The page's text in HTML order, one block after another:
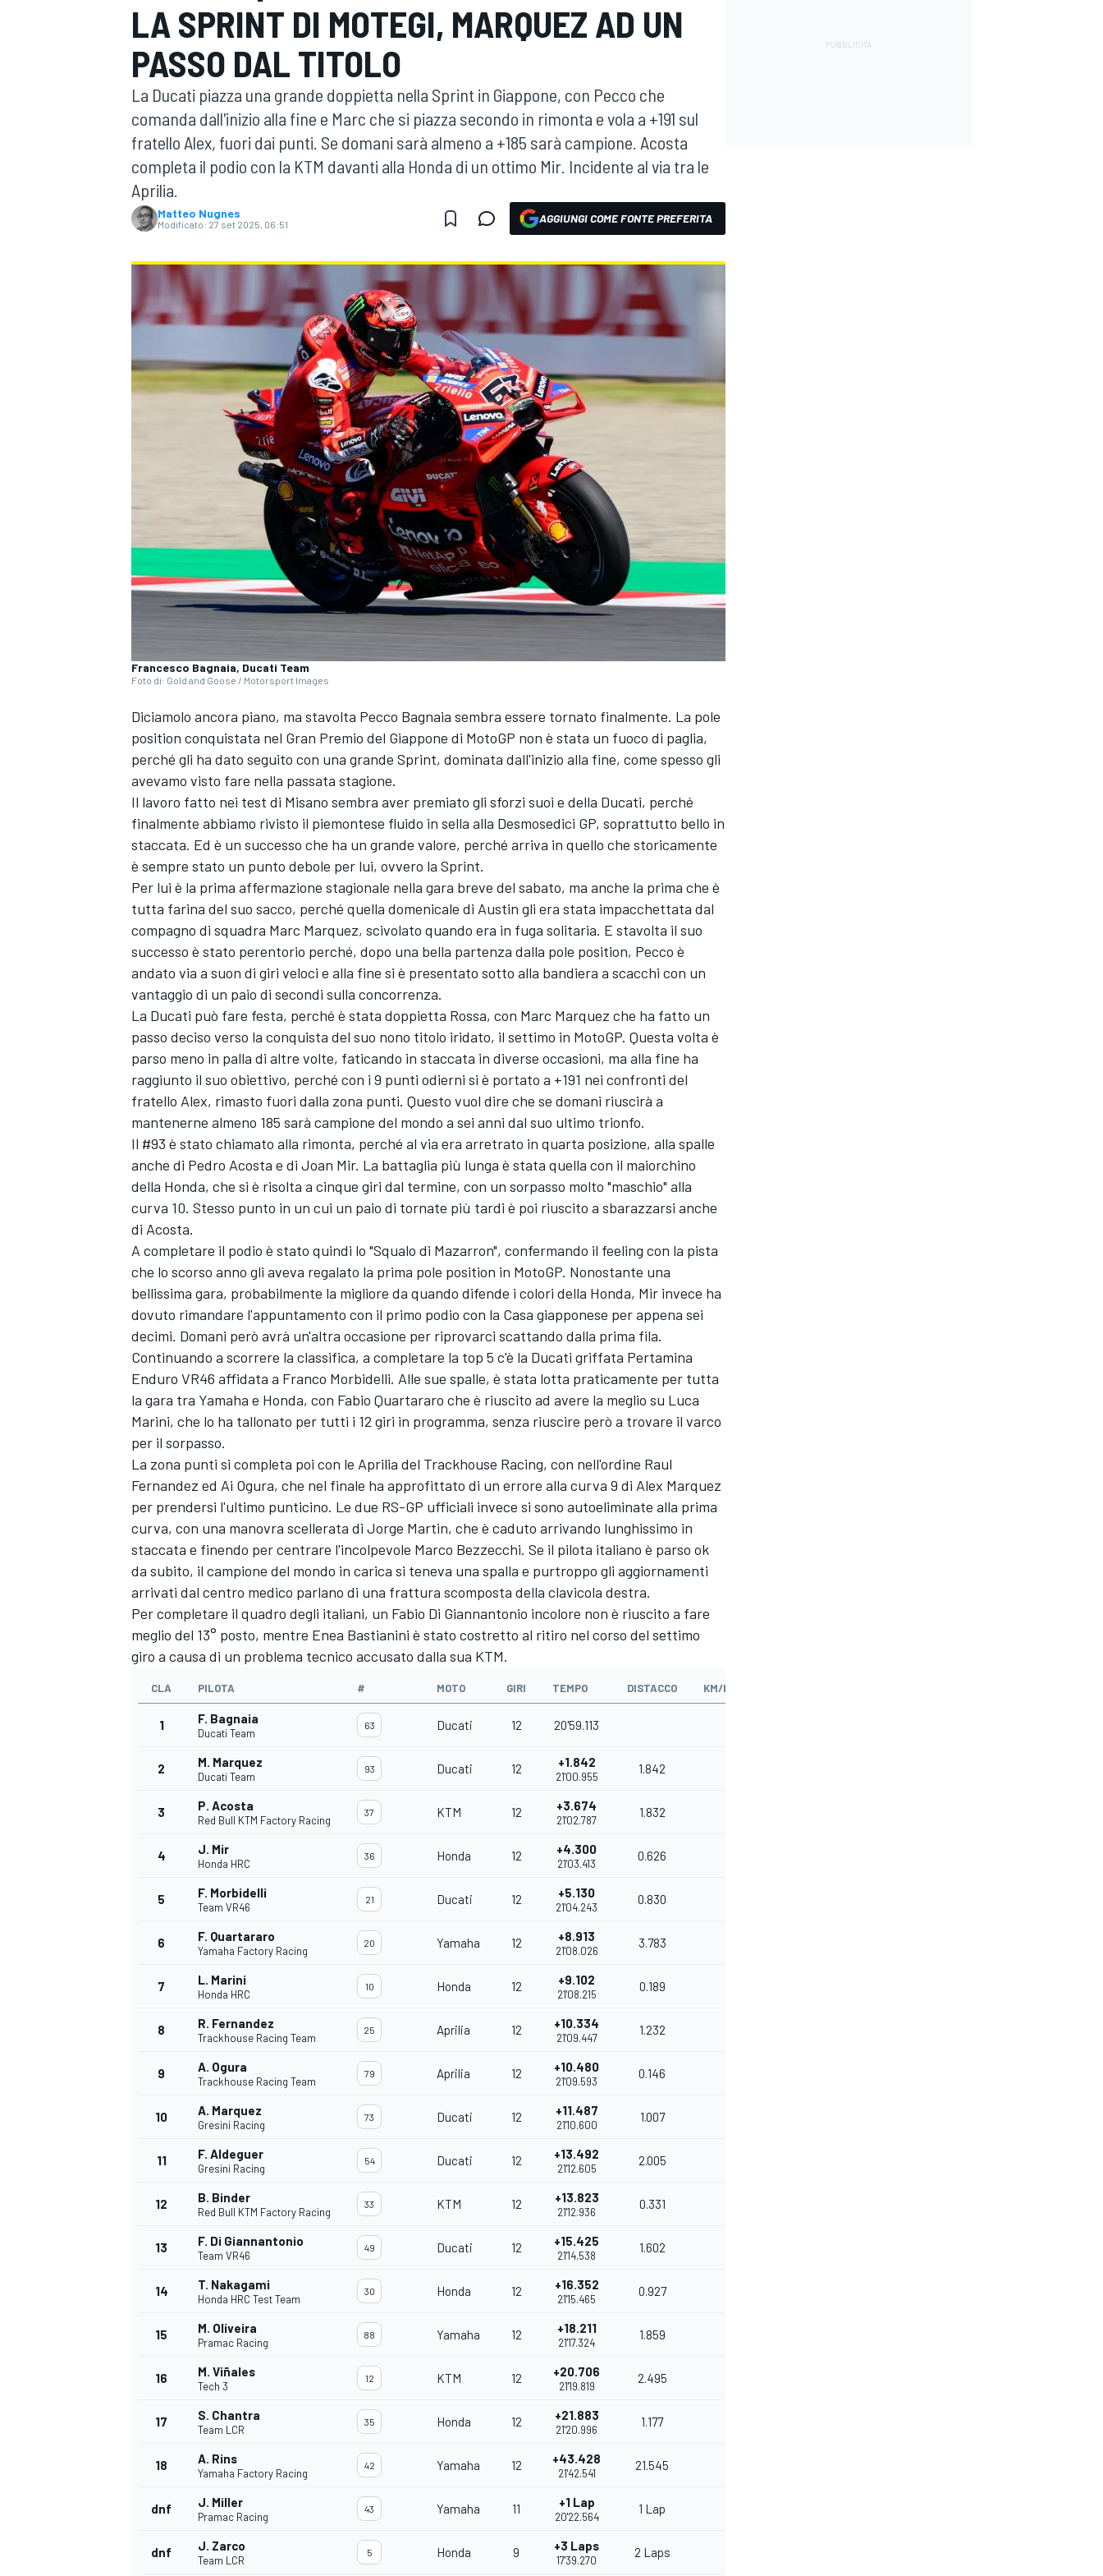
MOTOGP WEC
WRC
MONOPOSTO
ENDURANCE/GT
RALLY
LA SPRINT DI MOTEGI, MARQUEZ AD UN
PASSO DAL TITOLO
La Ducati piazza una grande doppietta nella Sprint in Giappone, con Pecco che
comanda dall'inizio alla fine e Marc che si piazza secondo in rimonta e vola a +191 sul
fratello Alex, fuori dai punti. Se domani sarà almeno a +185 sarà campione. Acosta
completa il podio con la KTM davanti alla Honda di un ottimo Mir. Incidente al via tra le
Aprilia.
Matteo Nugnes
Modificato: 27 set 2025, 06:51 AGGIUNGI COME FONTE PREFERITA
Francesco Bagnaia, Ducati Team
Foto di: Gold and Goose / Motorsport Images
Diciamolo ancora piano, ma stavolta Pecco Bagnaia sembra essere tornato finalmente. La pole
position conquistata nel Gran Premio del Giappone di MotoGP non è stata un fuoco di paglia,
perché gli ha dato seguito con una grande Sprint, dominata dall'inizio alla fine, come spesso gli
avevamo visto fare nella passata stagione.
Il lavoro fatto nei test di Misano sembra aver premiato gli sforzi suoi e della Ducati, perché
finalmente abbiamo rivisto il piemontese fluido in sella alla Desmosedici GP, soprattutto bello in
staccata. Ed è un successo che ha un grande valore, perché arriva in quello che storicamente
è sempre stato un punto debole per lui, ovvero la Sprint.
Per lui è la prima affermazione stagionale nella gara breve del sabato, ma anche la prima che è
tutta farina del suo sacco, perché quella domenicale di Austin gli era stata impacchettata dal
compagno di squadra Marc Marquez, scivolato quando era in fuga solitaria. E stavolta il suo
successo è stato perentorio perché, dopo una bella partenza dalla pole position, Pecco è
andato via a suon di giri veloci e alla fine si è presentato sotto alla bandiera a scacchi con un
vantaggio di un paio di secondi sulla concorrenza.
La Ducati può fare festa, perché è stata doppietta Rossa, con Marc Marquez che ha fatto un
passo deciso verso la conquista del suo nono titolo iridato, il settimo in MotoGP. Questa volta è
parso meno in palla di altre volte, faticando in staccata in diverse occasioni, ma alla fine ha
raggiunto il suo obiettivo, perché con i 9 punti odierni si è portato a +191 nei confronti del
fratello Alex, rimasto fuori dalla zona punti. Questo vuol dire che se domani riuscirà a
mantenerne almeno 185 sarà campione del mondo a sei anni dal suo ultimo trionfo.
Il #93 è stato chiamato alla rimonta, perché al via era arretrato in quarta posizione, alla spalle
anche di Pedro Acosta e di Joan Mir. La battaglia più lunga è stata quella con il maiorchino
della Honda, che si è risolta a cinque giri dal termine, con un sorpasso molto "maschio" alla
curva 10. Stesso punto in un cui un paio di tornate più tardi è poi riuscito a sbarazzarsi anche
di Acosta.
A completare il podio è stato quindi lo "Squalo di Mazarron", confermando il feeling con la pista
che lo scorso anno gli aveva regalato la prima pole position in MotoGP. Nonostante una
bellissima gara, probabilmente la migliore da quando difende i colori della Honda, Mir invece ha
dovuto rimandare l'appuntamento con il primo podio con la Casa giapponese per appena sei
decimi. Domani però avrà un'altra occasione per riprovarci scattando dalla prima fila.
Continuando a scorrere la classifica, a completare la top 5 c'è la Ducati griffata Pertamina
Enduro VR46 affidata a Franco Morbidelli. Alle sue spalle, è stata lotta praticamente per tutta
la gara tra Yamaha e Honda, con Fabio Quartararo che è riuscito ad avere la meglio su Luca
Marini, che lo ha tallonato per tutti i 12 giri in programma, senza riuscire però a trovare il varco
per il sorpasso.
La zona punti si completa poi con le Aprilia del Trackhouse Racing, con nell'ordine Raul
Fernandez ed Ai Ogura, che nel finale ha approfittato di un errore alla curva 9 di Alex Marquez
per prendersi l'ultimo punticino. Le due RS-GP ufficiali invece si sono autoeliminate alla prima
curva, con una manovra scellerata di Jorge Martin, che è caduto arrivando lunghissimo in
staccata e finendo per centrare l'incolpevole Marco Bezzecchi. Se il pilota italiano è parso ok
da subito, il campione del mondo in carica si teneva una spalla e purtroppo gli aggiornamenti
arrivati dal centro medico parlano di una frattura scomposta della clavicola destra.
Per completare il quadro degli italiani, un Fabio Di Giannantonio incolore non è riuscito a fare
meglio del 13° posto, mentre Enea Bastianini è stato costretto al ritiro nel corso del settimo
giro a causa di un problema tecnico accusato dalla sua KTM.
CLA PILOTA # MOTO GIRI TEMPO DISTACCO KM/H
1 F. Bagnaia
Ducati Team
63 Ducati 12 20'59.113
2 M. Marquez
Ducati Team
93 Ducati 12 +1.842
21'00.955
1.842
3 P. Acosta
Red Bull KTM Factory Racing
37 KTM 12 +3.674
21'02.787
1.832
4 J. Mir
Honda HRC
36 Honda 12 +4.300
21'03.413
0.626
5 F. Morbidelli
Team VR46
21 Ducati 12 +5.130
21'04.243
0.830
6 F. Quartararo
Yamaha Factory Racing
20 Yamaha 12 +8.913
21'08.026
3.783
7 L. Marini
Honda HRC
10 Honda 12 +9.102
21'08.215
0.189
8 R. Fernandez
Trackhouse Racing Team
25 Aprilia 12 +10.334
21'09.447
1.232
9 A. Ogura
Trackhouse Racing Team
79 Aprilia 12 +10.480
21'09.593
0.146
10 A. Marquez
Gresini Racing
73 Ducati 12 +11.487
21'10.600
1.007
11 F. Aldeguer
Gresini Racing
54 Ducati 12 +13.492
21'12.605
2.005
12 B. Binder
Red Bull KTM Factory Racing
33 KTM 12 +13.823
21'12.936
0.331
13 F. Di Giannantonio
Team VR46
49 Ducati 12 +15.425
21'14.538
1.602
14 T. Nakagami
Honda HRC Test Team
30 Honda 12 +16.352
21'15.465
0.927
15 M. Oliveira
Pramac Racing
88 Yamaha 12 +18.211
21'17.324
1.859
16 M. Viñales
Tech 3
12 KTM 12 +20.706
21'19.819
2.495
17 S. Chantra
Team LCR
35 Honda 12 +21.883
21'20.996
1.177
18 A. Rins
Yamaha Factory Racing
42 Yamaha 12 +43.428
21'42.541
21.545
dnf J. Miller
Pramac Racing
43 Yamaha 11 +1 Lap
20'22.564
1 Lap
dnf J. Zarco
Team LCR
5 Honda 9 +3 Laps
17'39.270
2 Laps